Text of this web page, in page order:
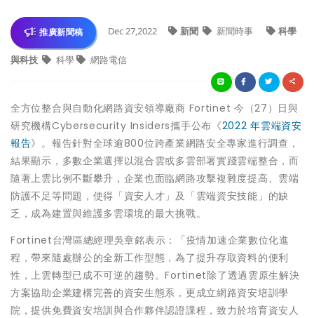
推廣新聞稿 Dec 27,2022 新聞 新聞時事 科學
與科技 科學 網路電信
全方位整合與自動化網路資安領導廠商 Fortinet 今（27）日與
研究機構Cybersecurity Insiders攜手公布《2022 年雲端資安
報告》。報告針對全球逾800位跨產業網路安全專家進行調查，
結果顯示，多數企業選擇以混合雲或多雲部署實踐雲端整合，而
隨著上雲比例不斷攀升，企業也面臨網路攻擊複雜度提高、雲端
防護不足等問題，使得「資安人才」及「雲端資安技能」的缺
乏，成為建置與維護多雲環境的最大挑戰。
Fortinet台灣區總經理吳章銘表示：「疫情加速企業數位化進
程，帶來隨處辦公的全新工作型態，為了提升存取資料的便利
性，上雲轉型已成不可逆的趨勢。Fortinet除了透過雲原生解決
方案協助企業建構完善的資安生態系，更成立網路資安培訓學
院，提供免費資安培訓與合作夥伴認證課程，致力於培育資安人